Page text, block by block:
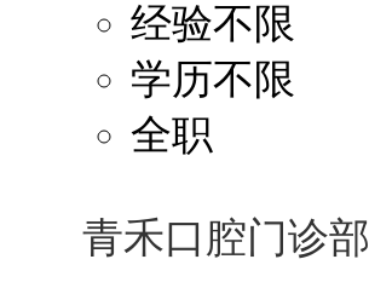
经验不限
学历不限
全职
青禾口腔门诊部